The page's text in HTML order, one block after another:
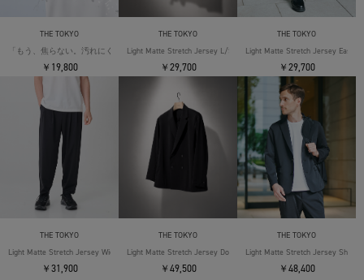
THE TOKYO
「もう、焦らない。汚れにくい」SOLOTEX Jersey S/S T-Shirts
￥19,800
THE TOKYO
Light Matte Stretch Jersey L/S Shirt
￥29,700
THE TOKYO
Light Matte Stretch Jersey Easy
￥29,700
THE TOKYO
Light Matte Stretch Jersey Wide Tapered Pants
￥31,900
THE TOKYO
Light Matte Stretch Jersey Double Jacket
￥49,500
THE TOKYO
Light Matte Stretch Jersey Shape
￥48,400